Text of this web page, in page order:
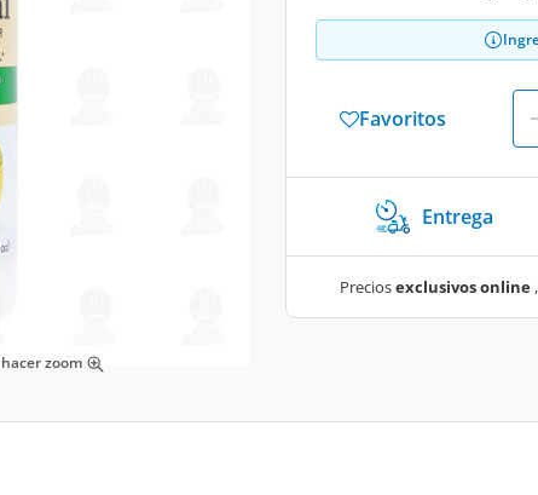
zoom
Favoritos
Entrega
Preciosexclusivos online,